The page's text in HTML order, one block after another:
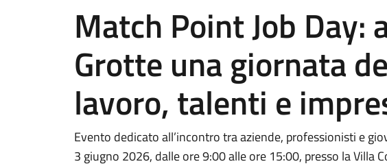
Match Point Job Day:
Grotte una giornata
lavoro, talenti e
Evento dedicato all’incontro tra aziende, professionisti e
3 giugno 2026, dalle ore 9:00 alle ore 15:00, presso la Villa